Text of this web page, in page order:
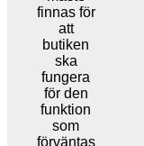
finnas för
att
butiken
ska
fungera
för den
funktion
som
förväntas